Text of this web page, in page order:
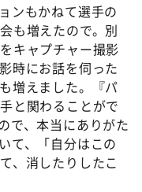
ンもかねて選手の
も増えたので。別
キャプチャー撮影
時にお話を伺った
増えました。『パ
と関わることがで
で、本当にありがた
て、「自分はこの
、消したりしたこ